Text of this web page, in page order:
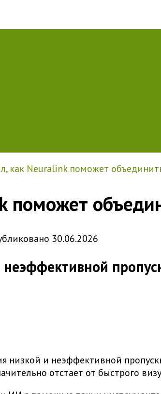
как Neuralink поможет
поможет
30.06.2026
и неэффективной
отстает от быстрого